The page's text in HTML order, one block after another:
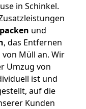
in Schinkel.
und
, das Entfernen
Müll an. Wir
Umzug von
ist und
auf die
Kunden